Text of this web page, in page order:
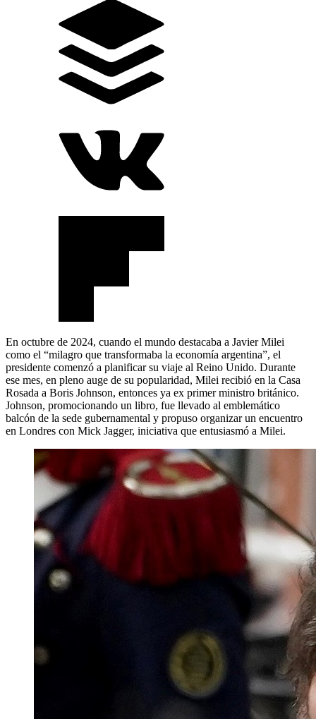
En octubre de 2024, cuando el mundo destacaba a Javier Milei
como el “milagro que transformaba la economía argentina”, el
presidente comenzó a planificar su viaje al Reino Unido. Durante
ese mes, en pleno auge de su popularidad, Milei recibió en la Casa
Rosada a Boris Johnson, entonces ya ex primer ministro británico.
Johnson, promocionando un libro, fue llevado al emblemático
balcón de la sede gubernamental y propuso organizar un encuentro
en Londres con Mick Jagger, iniciativa que entusiasmó a Milei.